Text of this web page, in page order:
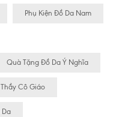
Phụ Kiện Đồ Da Nam
Quà Tặng Đồ Da Ý Nghĩa
Cô Giáo
Da